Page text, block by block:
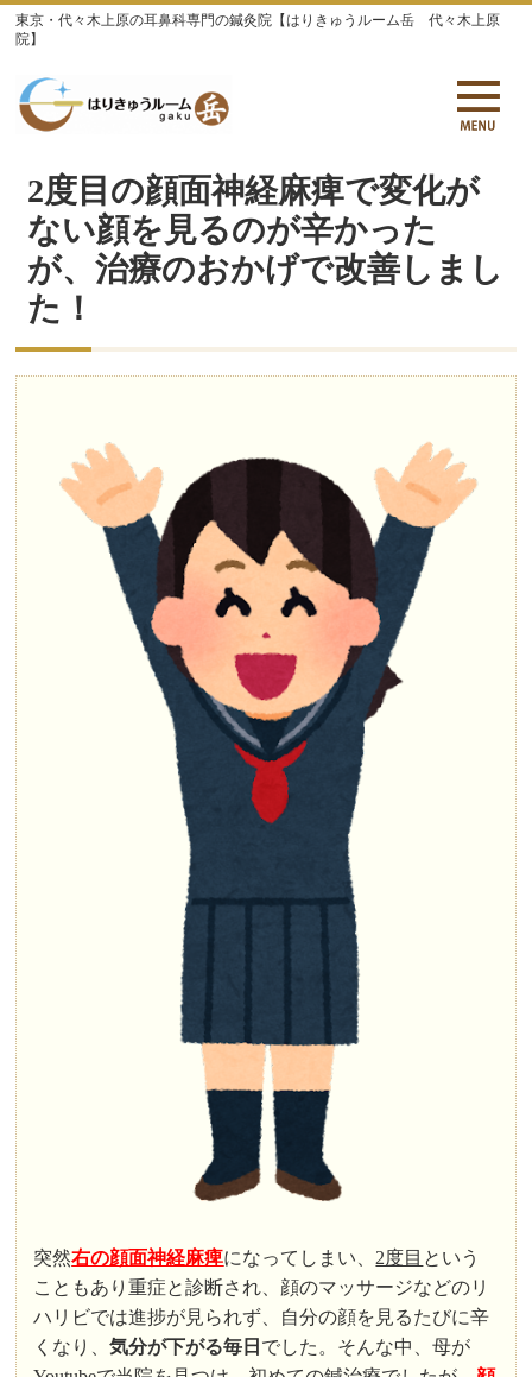
東京・代々木上原の耳鼻科専門の鍼灸院【はりきゅうルーム岳 代々木上原
院】
2度目の顔面神経麻痺で変化が
ない顔を見るのが辛かった
が、治療のおかげで改善しまし
た！
突然右の顔面神経麻痺になってしまい、 2度目 という
こともあり重症と診断され、顔のマッサージなどのリ
ハリビでは進捗が見られず、自分の顔を見るたびに辛
くなり、気分が下がる毎日 でした。そんな中、母が